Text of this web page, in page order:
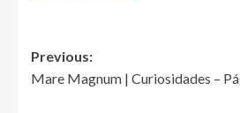
Post
navigation
Previous:
Mare Magnum | Curiosidades –